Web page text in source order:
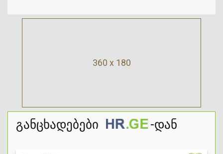
360 x 180